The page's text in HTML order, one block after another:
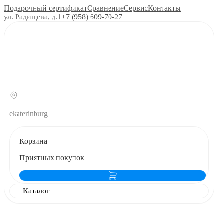
Подарочный сертификатСравнениеСервисКонтакты
ул. Радищева, д.1+7 (958) 609‑70‑27
ekaterinburg
Корзина
Приятных покупок
Каталог